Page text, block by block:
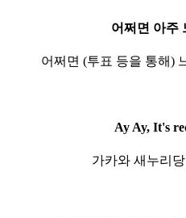
어쩌면 아주
어쩌면 (투표 등을 통해)
Ay Ay, It's
가카와 새누리